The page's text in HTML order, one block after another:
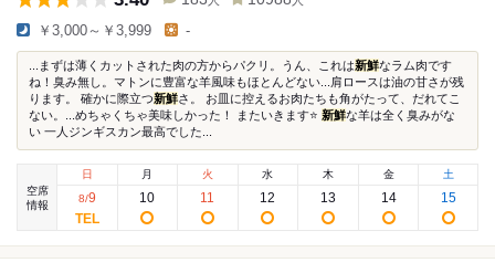
￥3,000～￥3,999 -
...まずは薄くカットされた肉の方からパクリ。うん、これは新鮮なラム肉です
ね！臭み無し。マトンに豊富な羊風味もほとんどない...肩ロースは油の甘さが残
ります。 確かに際立つ新鮮さ。 お皿に控えるお肉たちも角がたって、だれてこ
ない。...めちゃくちゃ美味しかった！ またいきます⭐ 新鮮な羊は全く臭みがな
い 一人ジンギスカン最高でした...
空席
情報
日
8/9
月
10
火
11
水
12
木
13
金
14
土
15